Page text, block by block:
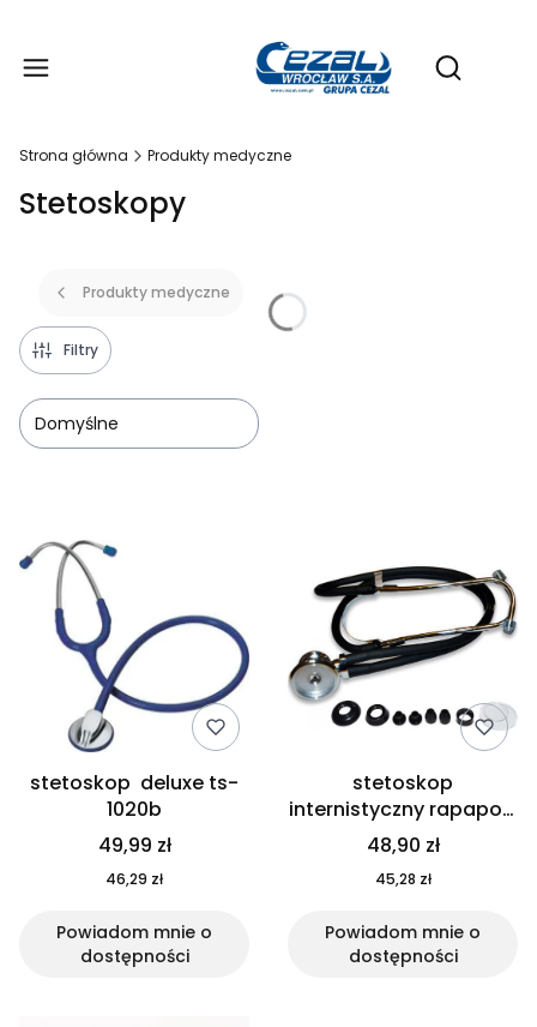
Otwórz
Strona główna Produkty medyczne
Stetoskopy
Produkty medyczne
Filtry
Domyślne
stetoskop deluxe ts-
1020b
49,99 zł
46,29 zł
Powiadom mnie o
dostępności
stetoskop
internistyczny rapaport
ts-1006 dwustronna
głowica
48,90 zł
45,28 zł
Powiadom mnie o
dostępności